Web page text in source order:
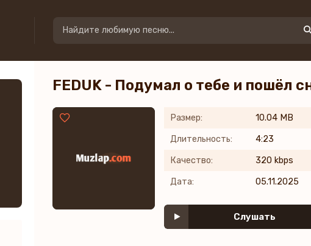
FEDUK - Подумал о тебе и пошёл
Размер: 10.04 MB
Длительность: 4:23
Качество: 320 kbps
Дата: 05.11.2025
Слушать